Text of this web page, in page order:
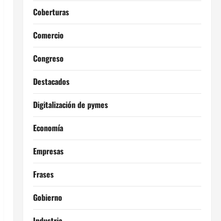
Coberturas
Comercio
Congreso
Destacados
Digitalización de pymes
Economía
Empresas
Frases
Gobierno